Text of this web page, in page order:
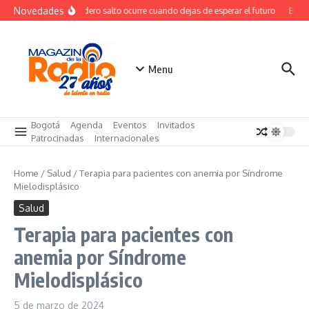
Saltar al contenido
NovedadesEl verdadero salto ocurre cuando dejas de esperar el futuro El
Menu
Bogotá Agenda Eventos
Invitados
Patrocinadas
Internacionales
Home / Salud /Terapia para pacientes con anemia por Síndrome
Mielodisplásico
Salud
Terapia para pacientes con
anemia por Síndrome
Mielodisplásico
5 de marzo de 2024